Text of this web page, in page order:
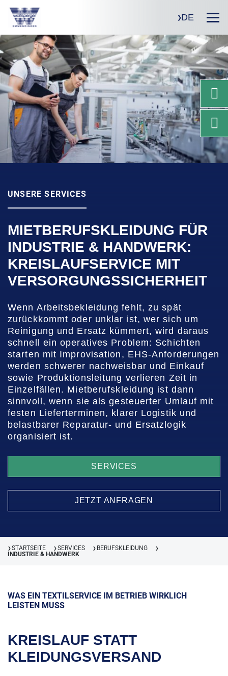
DE
UNSERE SERVICES
MIETBERUFSKLEIDUNG FÜR
INDUSTRIE & HANDWERK:
KREISLAUFSERVICE MIT
VERSORGUNGSSICHERHEIT
Wenn Arbeitsbekleidung fehlt, zu spät
zurückkommt oder unklar ist, wer sich um
Reinigung und Ersatz kümmert, wird daraus
schnell ein operatives Problem: Schichten
starten mit Improvisation, EHS-Anforderungen
werden schwerer nachweisbar und Einkauf
sowie Produktionsleitung verlieren Zeit in
Einzelfällen. Mietberufskleidung ist dann
sinnvoll, wenn sie als gesteuerter Umlauf mit
festen Lieferterminen, klarer Logistik und
belastbarer Reparatur- und Ersatzlogik
organisiert ist.
SERVICES
JETZT ANFRAGEN
❯ STARTSEITE ❯ SERVICES ❯ BERUFSKLEIDUNG ❯
INDUSTRIE & HANDWERK
WAS EIN TEXTILSERVICE IM BETRIEB WIRKLICH
LEISTEN MUSS
KREISLAUF STATT
KLEIDUNGSVERSAND